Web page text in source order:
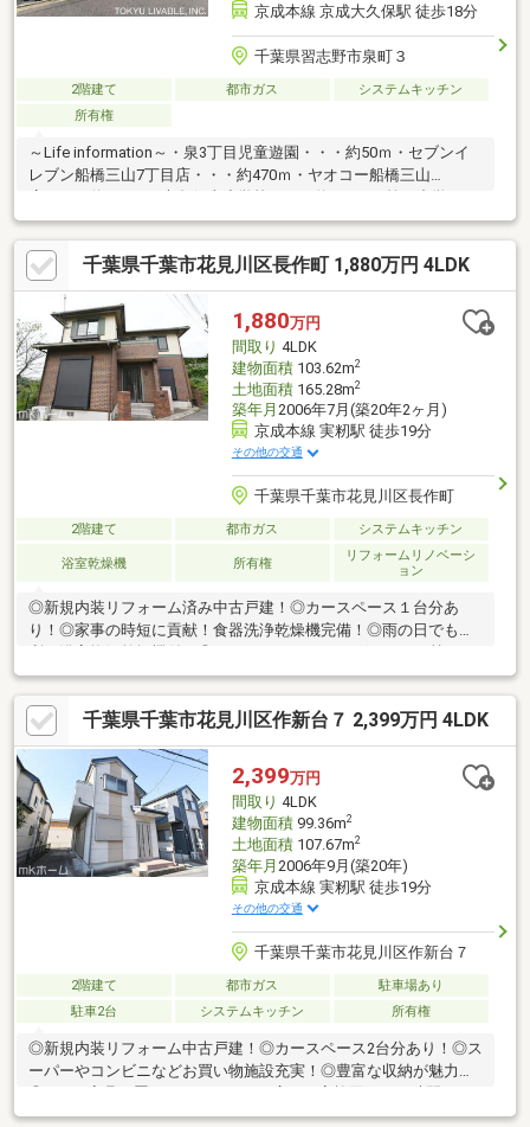
京成本線 京成大久保駅 徒歩18分
千葉県習志野市泉町３
2階建て 都市ガス
システムキッチン
所有権
～Life information～・泉3丁目児童遊園・・・約50ｍ・セブンイ
レブン船橋三山7丁目店・・・約470ｍ・ヤオコー船橋三山
店・・・約580ｍ・大久保東小学校・・・約950ｍ・第二中学
校・・・約1170ｍ・千葉県済生会習志野病院・・・約1230ｍ
千葉県千葉市花見川区長作町 1,880万円 4LDK
1,880万円
間取り 4LDK
建物面積103.62m2
土地面積165.28m2
築年月 2006年7月(築20年2ヶ月)
京成本線 実籾駅 徒歩19分
その他の交通
千葉県千葉市花見川区長作町
2階建て 都市ガス システムキッチン
浴室乾燥機 所有権
リフォームリノベーシ
ョン
◎新規内装リフォーム済み中古戸建！◎カースペース１台分あ
り！◎家事の時短に貢献！食器洗浄乾燥機完備！◎雨の日でも便
朝も大活躍です！◎ご家族の様子を見ながら料理ができる対面式
カウンターキッチン！【リフォーム内容】・全居室クロス張替・
床クッションフロア張替・畳表替え・襖、網戸張替え・ハウスク
リーニングなど
千葉県千葉市花見川区作新台７ 2,399万円 4LDK
2,399万円
間取り 4LDK
建物面積99.36m2
土地面積107.67m2
築年月 2006年9月(築20年)
京成本線 実籾駅 徒歩19分
その他の交通
千葉県千葉市花見川区作新台７
2階建て 都市ガス
駐車場あり
駐車2台
システムキッチン 所有権
◎新規内装リフォーム中古戸建！◎カースペース2台分あり！◎ス
ーパーやコンビニなどお買い物施設充実！◎豊富な収納が魅力！
◎LDKは家具を置いてもゆとりある広さ！家族団らんの時間をゆ
ったり過ごすことができますね！◎対面キッチンからはリビン